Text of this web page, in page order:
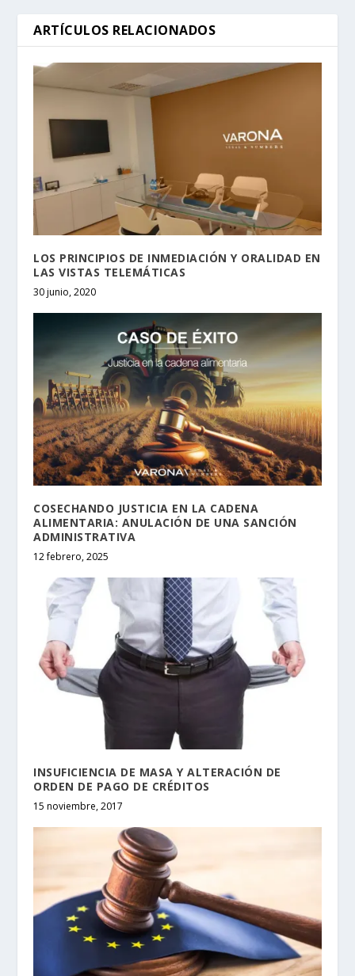
ARTÍCULOS RELACIONADOS
LOS PRINCIPIOS DE INMEDIACIÓN Y ORALIDAD EN
LAS VISTAS TELEMÁTICAS
30 junio, 2020
COSECHANDO JUSTICIA EN LA CADENA
ALIMENTARIA: ANULACIÓN DE UNA SANCIÓN
ADMINISTRATIVA
12 febrero, 2025
INSUFICIENCIA DE MASA Y ALTERACIÓN DE
ORDEN DE PAGO DE CRÉDITOS
15 noviembre, 2017